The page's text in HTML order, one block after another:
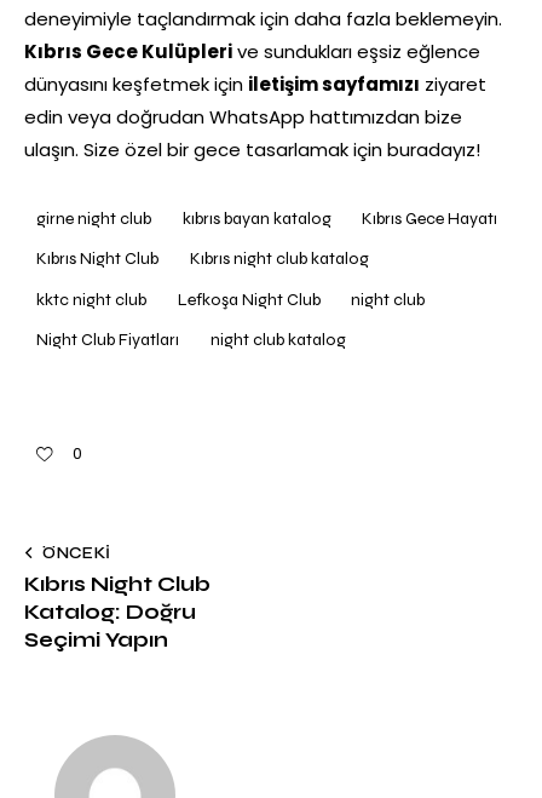
deneyimiyle taçlandırmak için daha fazla beklemeyin.
Kıbrıs Gece Kulüplerive sundukları eşsiz eğlence
dünyasını keşfetmek için iletişimsayfamızı ziyaret
edin veya doğrudan WhatsApp hattımızdan bize
ulaşın. Size özel bir gece tasarlamak için buradayız!
girne night club kıbrıs bayan katalog
Kıbrıs Gece Hayatı
Kıbrıs Night Club
Kıbrıs night club katalog
kktc night club
Lefkoşa Night Club
night club
Night Club Fiyatları
night club katalog
0
ÖNCEKI
Kıbrıs Night Club
Katalog: Doğru
Seçimi Yapın